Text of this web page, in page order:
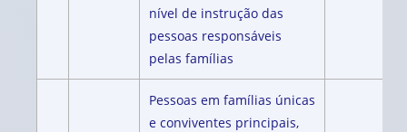
nível de instrução das
pessoas responsáveis
pelas famílias
Pessoas em famílias únicas
e conviventes principais,